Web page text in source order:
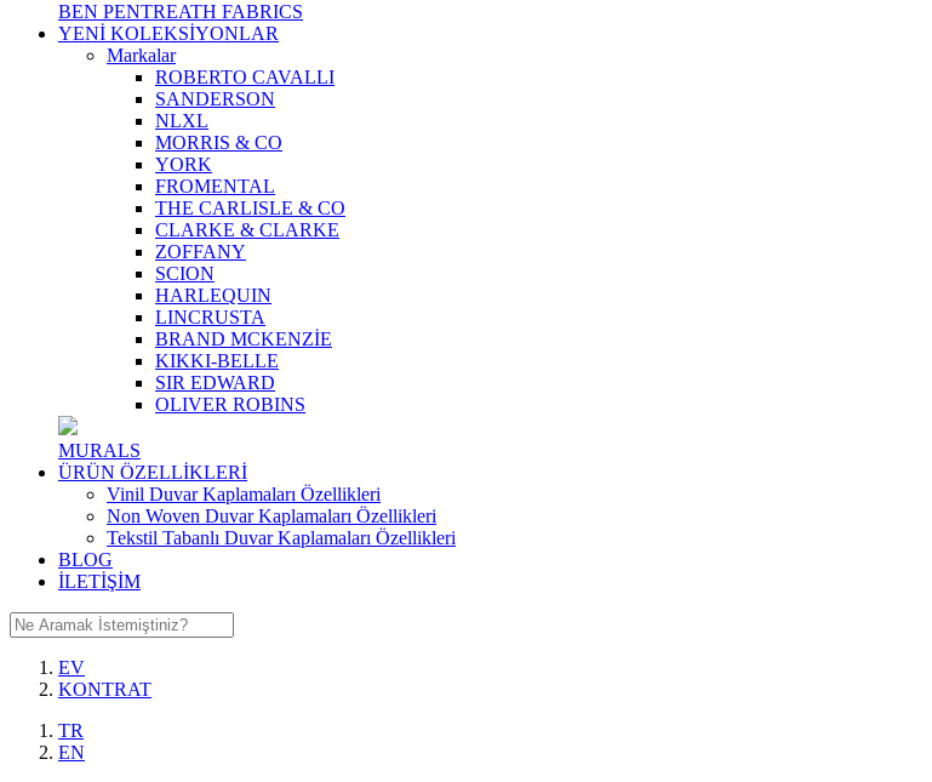
BEN PENTREATH FABRICS
YENİ KOLEKSİYONLAR
Markalar
ROBERTO CAVALLI
SANDERSON
NLXL
MORRIS & CO
YORK
FROMENTAL
THE CARLISLE & CO
CLARKE & CLARKE
ZOFFANY
SCION
HARLEQUIN
LINCRUSTA
BRAND MCKENZİE
KIKKI-BELLE
SIR EDWARD
OLIVER ROBINS
MURALS
ÜRÜN ÖZELLİKLERİ
Vinil Duvar Kaplamaları Özellikleri
Non Woven Duvar Kaplamaları Özellikleri
Tekstil Tabanlı Duvar Kaplamaları Özellikleri
BLOG
İLETİŞİM
EV
KONTRAT
TR
EN